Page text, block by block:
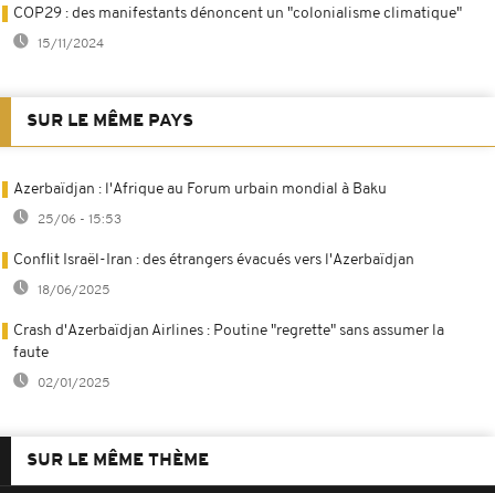
COP29 : des manifestants dénoncent un "colonialisme climatique"
15/11/2024
SUR LE MÊME PAYS
Azerbaïdjan : l'Afrique au Forum urbain mondial à Baku
25/06 - 15:53
Conflit Israël-Iran : des étrangers évacués vers l'Azerbaïdjan
18/06/2025
Crash d'Azerbaïdjan Airlines : Poutine "regrette" sans assumer la
faute
02/01/2025
SUR LE MÊME THÈME